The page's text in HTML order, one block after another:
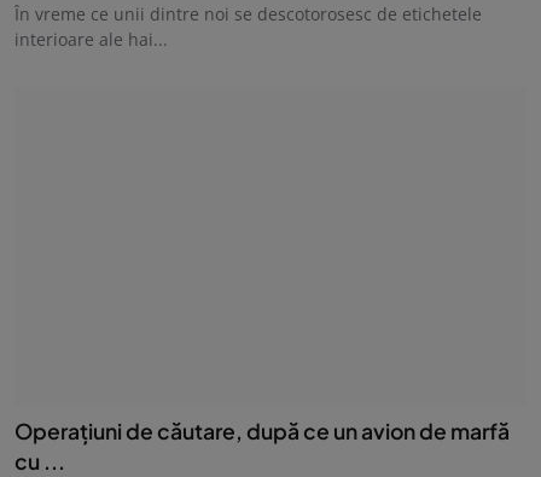
În vreme ce unii dintre noi se descotorosesc de etichetele
interioare ale hai...
Operaţiuni de căutare, după ce un avion de marfă
cu ...